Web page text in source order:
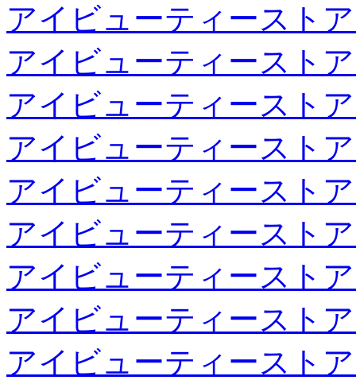
アイビューティースト
アイビューティースト
アイビューティースト
アイビューティースト
アイビューティースト
アイビューティースト
アイビューティースト
アイビューティースト
アイビューティースト